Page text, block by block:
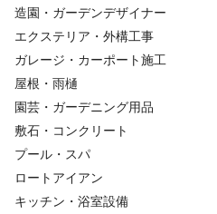
造園・ガーデンデザイナー
エクステリア・外構工事
ガレージ・カーポート施工
屋根・雨樋
園芸・ガーデニング用品
敷石・コンクリート
プール・スパ
ロートアイアン
キッチン・浴室設備